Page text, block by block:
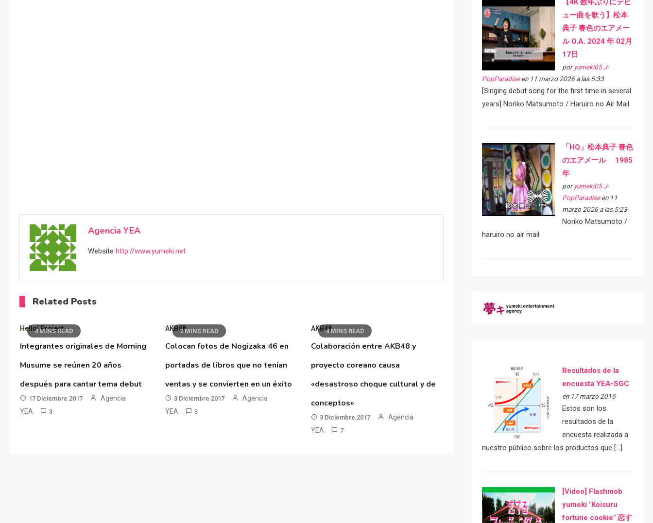
Agencia YEA
Website http://www.yumeki.net
Related Posts
4 MINS READ
Hello! Project
Integrantes originales de Morning
Musume se reúnen 20 años
después para cantar tema debut
17 Diciembre 2017
Agencia
YEA
3
2 MINS READ
AKB48
Colocan fotos de Nogizaka 46 en
portadas de libros que no tenían
ventas y se convierten en un éxito
3 Diciembre 2017
Agencia
YEA
3
4 MINS READ
AKB48
Colaboración entre AKB48 y
proyecto coreano causa
«desastroso choque cultural y de
conceptos»
3 Diciembre 2017
Agencia
YEA
7
【4K 数年ぶりにデビ
ュー曲を歌う】松本
典子 春色のエアメー
ル O.A. 2024 年 02月
17日
por yumeki05 J-
PopParadiseen 11 marzo 2026 a las 5:33
[Singing debut song for the first time in several
years] Noriko Matsumoto / Haruiro no Air Mail
「HQ」松本典子 春色
のエアメール 1985
年
por yumeki05 J-
PopParadiseen 11
marzo 2026 a las 5:23
Noriko Matsumoto /
haruiro no air mail
Resultados de la
encuesta YEA-SGC
en 17 marzo 2015
Estos son los
resultados de la
encuesta realizada a
nuestro público sobre los productos que […]
[Video] Flashmob
yumeki "Koisuru
fortune cookie" 恋す